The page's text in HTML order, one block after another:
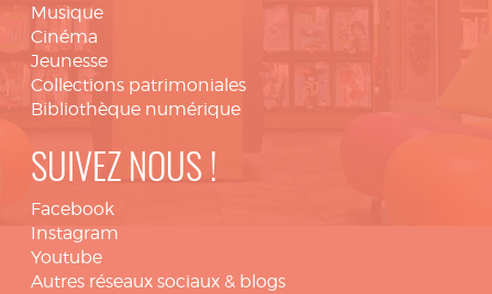
Musique
Cinéma
Jeunesse
Collections patrimoniales
Bibliothèque numérique
SUIVEZ NOUS !
Facebook
Instagram
Youtube
Autres réseaux sociaux & blogs